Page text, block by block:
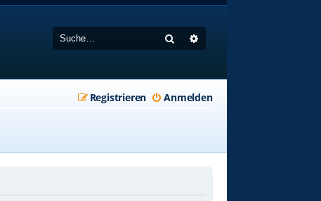
Suche
Anmelden
Registrieren